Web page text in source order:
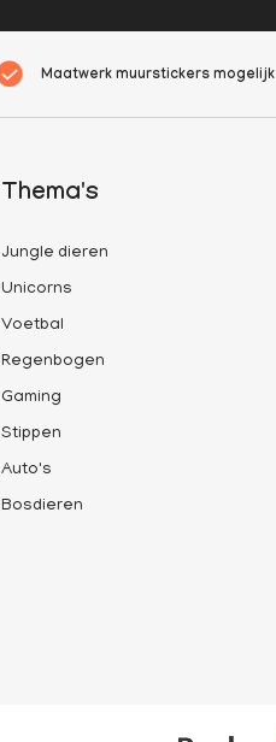
Maatwerk muurstickers mogelijk
Thema's
Jungle dieren
Unicorns
Voetbal
Regenbogen
Gaming
Stippen
Auto's
Bosdieren